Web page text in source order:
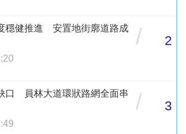
穩健推進 安置地街廓道路成
/ 2
口 員林大道環狀路網全面串
/ 3